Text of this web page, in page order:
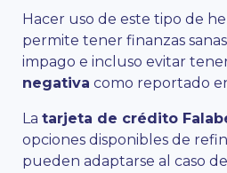
Hacer uso de este tipo de
permite tener finanzas
impago e incluso evitar
negativa como reportado
La tarjeta de crédito
opciones disponibles de
pueden adaptarse al caso